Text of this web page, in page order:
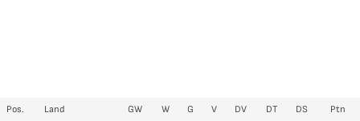
Pos. Land GW W G V DV DT DS Ptn